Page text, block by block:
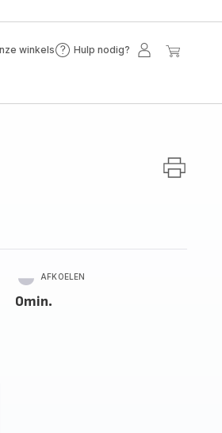
winkels Hulp nodig?
Hulp
Mijn
AFKOELEN
0min.